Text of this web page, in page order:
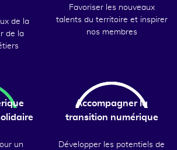
de la
de la
Favoriser les nouveaux
talents du territoire et inspirer
nos membres
un
Accompagner la
transition numérique
Développer les potentiels de